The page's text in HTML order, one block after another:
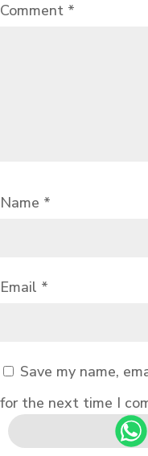
Comment *
Name *
Email *
Save my name,
for the next time I